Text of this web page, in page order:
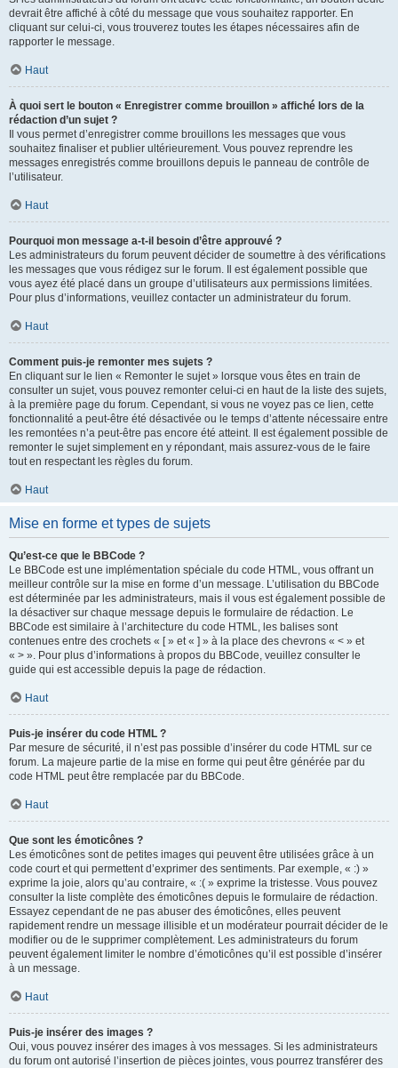
devrait être affiché à côté du message que vous souhaitez rapporter. En
cliquant sur celui-ci, vous trouverez toutes les étapes nécessaires afin de
rapporter le message.
Haut
À quoi sert le bouton « Enregistrer comme brouillon » affiché lors de la
rédaction d’un sujet ?
Il vous permet d’enregistrer comme brouillons les messages que vous
souhaitez finaliser et publier ultérieurement. Vous pouvez reprendre les
messages enregistrés comme brouillons depuis le panneau de contrôle de
l’utilisateur.
Haut
Pourquoi mon message a-t-il besoin d’être approuvé ?
Les administrateurs du forum peuvent décider de soumettre à des vérifications
les messages que vous rédigez sur le forum. Il est également possible que
vous ayez été placé dans un groupe d’utilisateurs aux permissions limitées.
Pour plus d’informations, veuillez contacter un administrateur du forum.
Haut
Comment puis-je remonter mes sujets ?
En cliquant sur le lien « Remonter le sujet » lorsque vous êtes en train de
consulter un sujet, vous pouvez remonter celui-ci en haut de la liste des sujets,
à la première page du forum. Cependant, si vous ne voyez pas ce lien, cette
fonctionnalité a peut-être été désactivée ou le temps d’attente nécessaire entre
les remontées n’a peut-être pas encore été atteint. Il est également possible de
remonter le sujet simplement en y répondant, mais assurez-vous de le faire
tout en respectant les règles du forum.
Haut
Mise en forme et types de sujets
Qu’est-ce que le BBCode ?
Le BBCode est une implémentation spéciale du code HTML, vous offrant un
meilleur contrôle sur la mise en forme d’un message. L’utilisation du BBCode
est déterminée par les administrateurs, mais il vous est également possible de
la désactiver sur chaque message depuis le formulaire de rédaction. Le
BBCode est similaire à l’architecture du code HTML, les balises sont
contenues entre des crochets « [ » et « ] » à la place des chevrons « < » et
« > ». Pour plus d’informations à propos du BBCode, veuillez consulter le
guide qui est accessible depuis la page de rédaction.
Haut
Puis-je insérer du code HTML ?
Par mesure de sécurité, il n’est pas possible d’insérer du code HTML sur ce
forum. La majeure partie de la mise en forme qui peut être générée par du
code HTML peut être remplacée par du BBCode.
Haut
Que sont les émoticônes ?
Les émoticônes sont de petites images qui peuvent être utilisées grâce à un
code court et qui permettent d’exprimer des sentiments. Par exemple, « :) »
exprime la joie, alors qu’au contraire, « :( » exprime la tristesse. Vous pouvez
consulter la liste complète des émoticônes depuis le formulaire de rédaction.
Essayez cependant de ne pas abuser des émoticônes, elles peuvent
rapidement rendre un message illisible et un modérateur pourrait décider de le
modifier ou de le supprimer complètement. Les administrateurs du forum
peuvent également limiter le nombre d’émoticônes qu’il est possible d’insérer
à un message.
Haut
Puis-je insérer des images ?
Oui, vous pouvez insérer des images à vos messages. Si les administrateurs
du forum ont autorisé l’insertion de pièces jointes, vous pourrez transférer des